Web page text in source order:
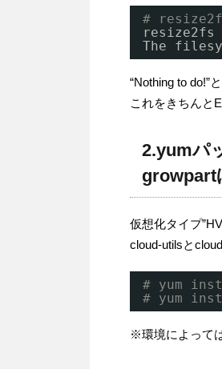
#
resize2fs
The
“Nothing to do!”
これをきちんと
2.yumパ
growpart
仮想化タイプ
cloud-utilsと
# yum
# yum
※環境によって